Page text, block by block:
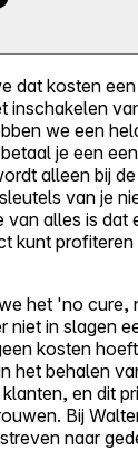
dat kosten
inschakelen
we een
je een
alleen bij
van je
van alles is dat
kunt
het 'no cure,
niet in slagen
kosten
het behalen
en dit
Bij
naar